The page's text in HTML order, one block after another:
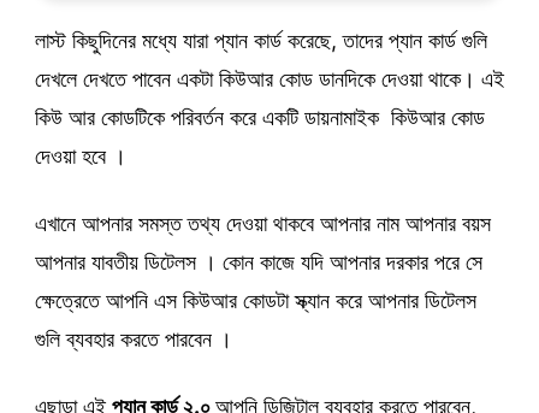
লাস্ট কিছুদিনের মধ্যে যারা প্যান কার্ড করেছে, তাদের প্যান কার্ড গুলি
দেখলে দেখতে পাবেন একটা কিউআর কোড ডানদিকে দেওয়া থাকে। এই
কিউ আর কোডটিকে পরিবর্তন করে একটি ডায়নামাইক কিউআর কোড
দেওয়া হবে ।
এখানে আপনার সমস্ত তথ্য দেওয়া থাকবে আপনার নাম আপনার বয়স
আপনার যাবতীয় ডিটেলস । কোন কাজে যদি আপনার দরকার পরে সে
ক্ষেত্রেতে আপনি এস কিউআর কোডটা স্ক্যান করে আপনার ডিটেলস
গুলি ব্যবহার করতে পারবেন ।
এছাড়া এইপ্যান কার্ড ২.০আপনি ডিজিটাল ব্যবহার করতে পারবেন,